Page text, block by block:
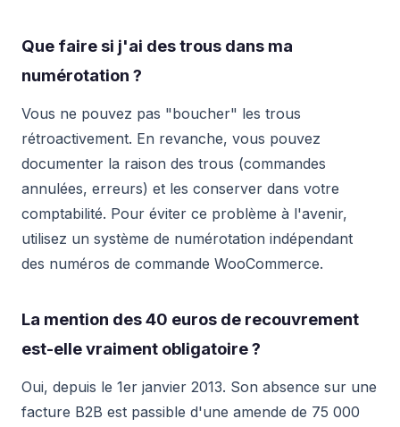
Que faire si j'ai des trous dans ma
numérotation ?
Vous ne pouvez pas "boucher" les trous
rétroactivement. En revanche, vous pouvez
documenter la raison des trous (commandes
annulées, erreurs) et les conserver dans votre
comptabilité. Pour éviter ce problème à l'avenir,
utilisez un système de numérotation indépendant
des numéros de commande WooCommerce.
La mention des 40 euros de recouvrement
est-elle vraiment obligatoire ?
Oui, depuis le 1er janvier 2013. Son absence sur une
facture B2B est passible d'une amende de 75 000